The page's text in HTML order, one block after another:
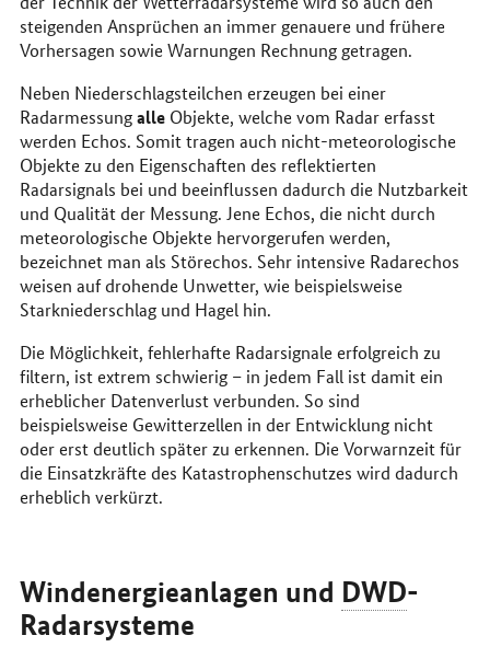
steigenden Ansprüchen an immer genauere und frühere
Vorhersagen sowie Warnungen Rechnung getragen.
Neben Niederschlagsteilchen erzeugen bei einer
RadarmessungalleObjekte, welche vom Radar erfasst
werden Echos. Somit tragen auch nicht-meteorologische
Objekte zu den Eigenschaften des reflektierten
Radarsignals bei und beeinflussen dadurch die Nutzbarkeit
und Qualität der Messung. Jene Echos, die nicht durch
meteorologische Objekte hervorgerufen werden,
bezeichnet man als Störechos. Sehr intensive Radarechos
weisen auf drohende Unwetter, wie beispielsweise
Starkniederschlag und Hagel hin.
Die Möglichkeit, fehlerhafte Radarsignale erfolgreich zu
filtern, ist extrem schwierig – in jedem Fall ist damit ein
erheblicher Datenverlust verbunden. So sind
beispielsweise Gewitterzellen in der Entwicklung nicht
oder erst deutlich später zu erkennen. Die Vorwarnzeit für
die Einsatzkräfte des Katastrophenschutzes wird dadurch
erheblich verkürzt.
Windenergieanlagen und DWD-
Radarsysteme